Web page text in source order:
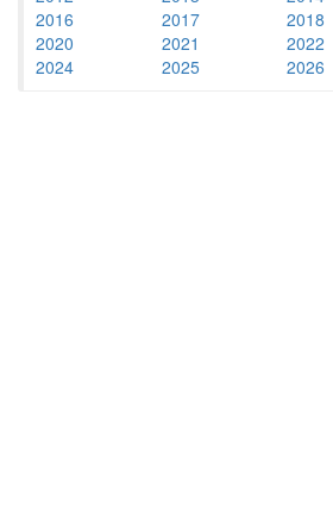
2016
2017 2018
2020
2021 2022
2024
2025 2026